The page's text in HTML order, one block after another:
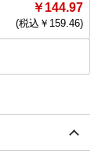
￥144.97
(税込￥ 159.46)